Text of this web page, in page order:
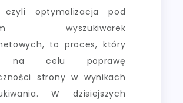
czyli optymalizacja pod
wyszukiwarek
to proces, który
na celu poprawę
strony w wynikach
W dzisiejszych